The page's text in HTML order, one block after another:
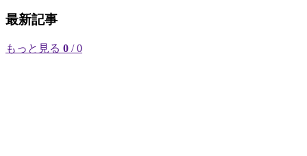
最新記事
もっと見る 0 / 0